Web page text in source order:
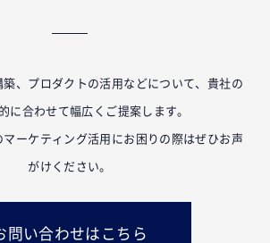
築、プロダクトの活用などについて、貴社の
に合わせて幅広くご提案します。
マーケティング活用にお困りの際はぜひお声
がけください。
問い合わせはこちら